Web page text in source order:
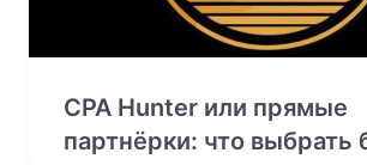
CPA Hunter или прямые
партнёрки: что выбрать